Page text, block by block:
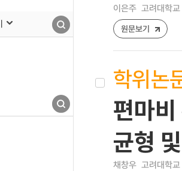
이은주 고려대학
원문보기
학위논
편마
균형
채창우 고려대학